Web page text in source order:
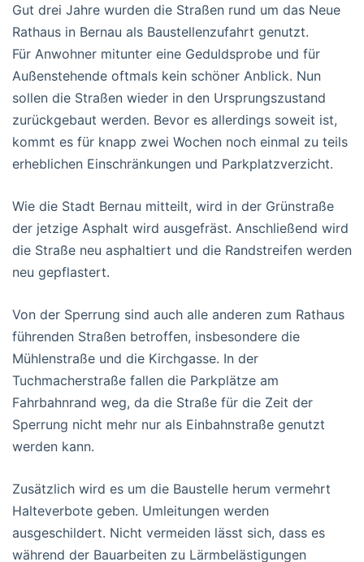
Gut drei Jahre wurden die Straßen rund um das Neue
Rathaus in Bernau als Baustellenzufahrt genutzt.
Für Anwohner mitunter eine Geduldsprobe und für
Außenstehende oftmals kein schöner Anblick. Nun
sollen die Straßen wieder in den Ursprungszustand
zurückgebaut werden. Bevor es allerdings soweit ist,
kommt es für knapp zwei Wochen noch einmal zu teils
erheblichen Einschränkungen und Parkplatzverzicht.
Wie die Stadt Bernau mitteilt, wird in der Grünstraße
der jetzige Asphalt wird ausgefräst. Anschließend wird
die Straße neu asphaltiert und die Randstreifen werden
neu gepflastert.
Von der Sperrung sind auch alle anderen zum Rathaus
führenden Straßen betroffen, insbesondere die
Mühlenstraße und die Kirchgasse. In der
Tuchmacherstraße fallen die Parkplätze am
Fahrbahnrand weg, da die Straße für die Zeit der
Sperrung nicht mehr nur als Einbahnstraße genutzt
werden kann.
Zusätzlich wird es um die Baustelle herum vermehrt
Halteverbote geben. Umleitungen werden
ausgeschildert. Nicht vermeiden lässt sich, dass es
während der Bauarbeiten zu Lärmbelästigungen